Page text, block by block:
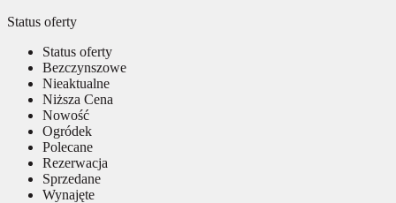
Status oferty
Status oferty
Bezczynszowe
Nieaktualne
Niższa Cena
Nowość
Ogródek
Polecane
Rezerwacja
Sprzedane
Wynajęte